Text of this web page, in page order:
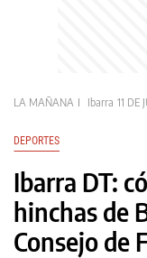
LA MAÑANA Ibarra 11 DE
DEPORTES
Ibarra DT:
hinchas de
Consejo de